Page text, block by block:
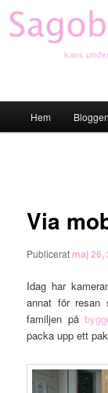
Hoppa
till
primärt
Hem Bloggen
Via
Publicerat maj 26,
Idag har
annat för resan
familjen på
packa upp ett